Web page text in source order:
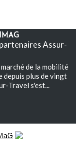
Assur-
de la mobilité
depuis plus de vingt
Travel s'est...